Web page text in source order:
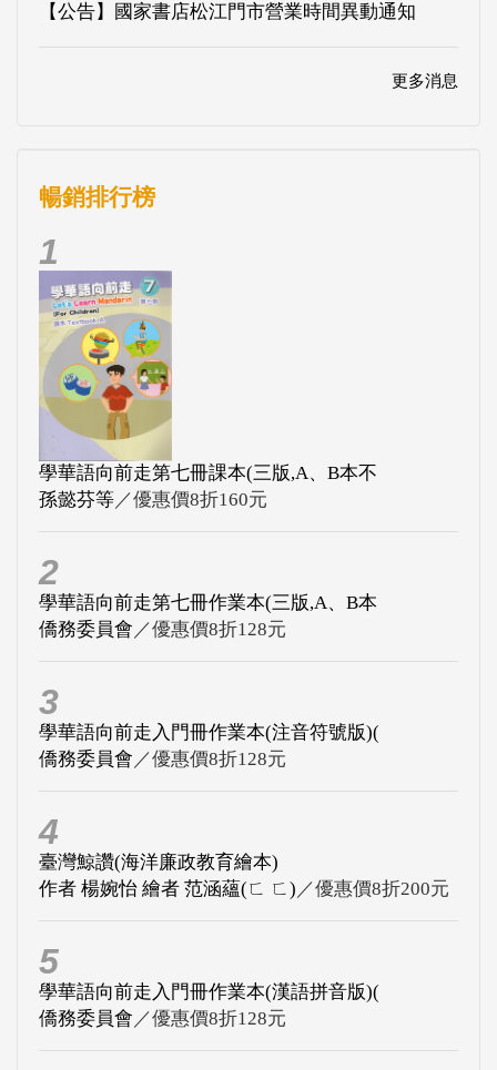
【公告】國家書店松江門市營業時間異動通知
更多消息
暢銷排行榜
1
學華語向前走第七冊課本(三版,A、B本不
孫懿芬等／優惠價8折160元
2
學華語向前走第七冊作業本(三版,A、B本
僑務委員會 ／優惠價8折128元
3
學華語向前走入門冊作業本(注音符號版)(
僑務委員會 ／優惠價8折128元
4
臺灣鯨讚(海洋廉政教育繪本)
作者 楊婉怡 繪者 范涵蘊(ㄈ ㄈ) ／優惠價8折200元
5
學華語向前走入門冊作業本(漢語拼音版)(
僑務委員會 ／優惠價8折128元